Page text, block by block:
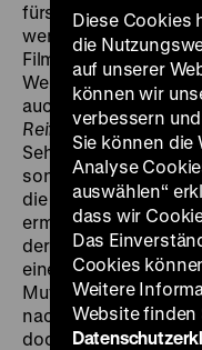
fürs ZDF, wo Saless
wenige, aber umso
Film behandelt eines
Werks: die Kindheit.
auch
Hansund
Reifezeit machen
Sehnsucht nach
sondern höchstens
die einen klareren
ermöglicht.Reifezeit
der sein monotones
einer einsamen
Mutter, die als
nachts nach Hause
doch, im falschen
Diese Cookies
die
auf unserer
können wir
verbessern
Sie können die
Analyse
auswählen“
dass wir
Das
Cookies
Weitere
Website finden